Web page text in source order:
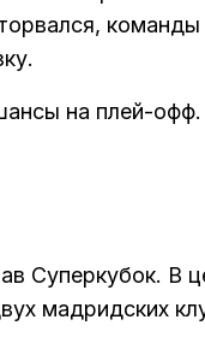
на плей-офф.
Суперкубок. В
мадридских